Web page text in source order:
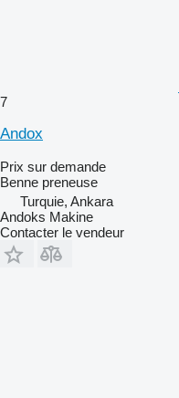
7
Andox
Prix sur demande
Benne preneuse
Turquie, Ankara
Andoks Makine
Contacter le vendeur